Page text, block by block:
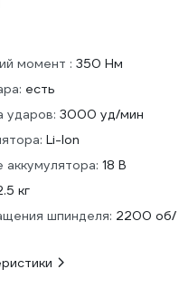
момент : 350 Нм
есть
ударов: 3000 уд/мин
Li-Ion
18 В
кг
шпинделя: 2200 об/